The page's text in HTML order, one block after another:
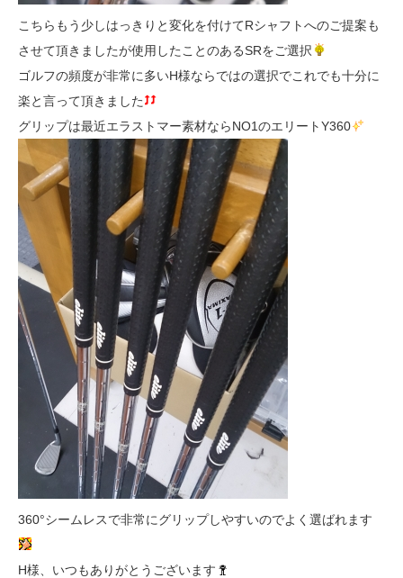
こちらもう少しはっきりと変化を付けてRシャフトへのご提案も
させて頂きましたが使用したことのあるSRをご選択
ゴルフの頻度が非常に多いH様ならではの選択でこれでも十分に
楽と言って頂きました
グリップは最近エラストマー素材ならNO1のエリートY360
360°シームレスで非常にグリップしやすいのでよく選ばれます
H様、いつもありがとうございます